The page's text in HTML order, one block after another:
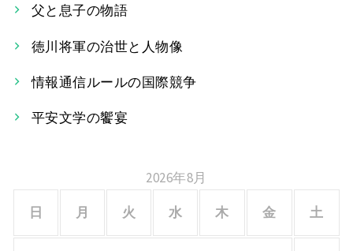
ゲ
ー
シ
ョ
父と息子の物語
徳川将軍の治世と人物像
情報通信ルールの国際競争
平安文学の饗宴
2026年8月
日
月 火 水 木 金 土